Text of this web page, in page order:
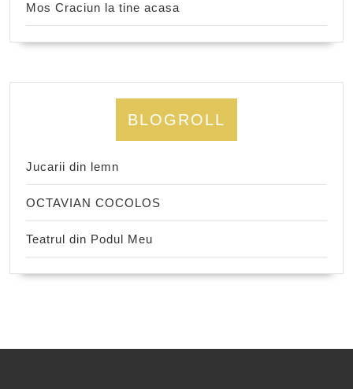
Mos Craciun la tine acasa
BLOGROLL
Jucarii din lemn
OCTAVIAN COCOLOS
Teatrul din Podul Meu